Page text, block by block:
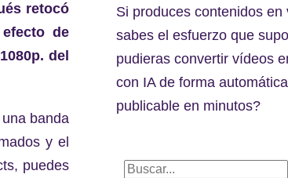
retocó
de
del
banda
y el
puedes
Si produces contenidos en
sabes el esfuerzo que
pudieras convertir vídeos
con IA de forma
publicable en minutos?